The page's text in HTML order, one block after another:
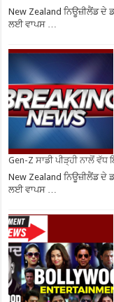
New Zealand ਨਿਊਜ਼ੀਲੈਂਡ ਦੇ
ਲਈ ਵਾਪਸ …
Gen-Z ਸਾਡੀ ਪੀੜ੍ਹੀ ਨਾਲੋਂ
New Zealand ਨਿਊਜ਼ੀਲੈਂਡ ਦੇ
ਲਈ ਵਾਪਸ …